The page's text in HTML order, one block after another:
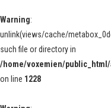
Warning:
unlink(views/cache/
such file or directory in
/home/voxemien/
on line 1228